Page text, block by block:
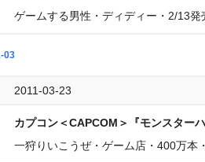
ゲームする男性・ディディー・2/13
03
2011-03-23
カプコン＜CAPCOM＞『モンスター
一狩りいこうぜ・ゲーム店・400万本